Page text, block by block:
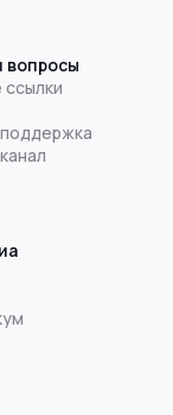
вопросы